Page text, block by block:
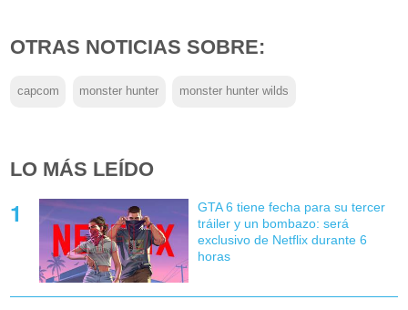
OTRAS NOTICIAS SOBRE:
capcom monster hunter monster hunter wilds
LO MÁS LEÍDO
GTA 6 tiene fecha para su tercer
tráiler y un bombazo: será
exclusivo de Netflix durante 6
horas